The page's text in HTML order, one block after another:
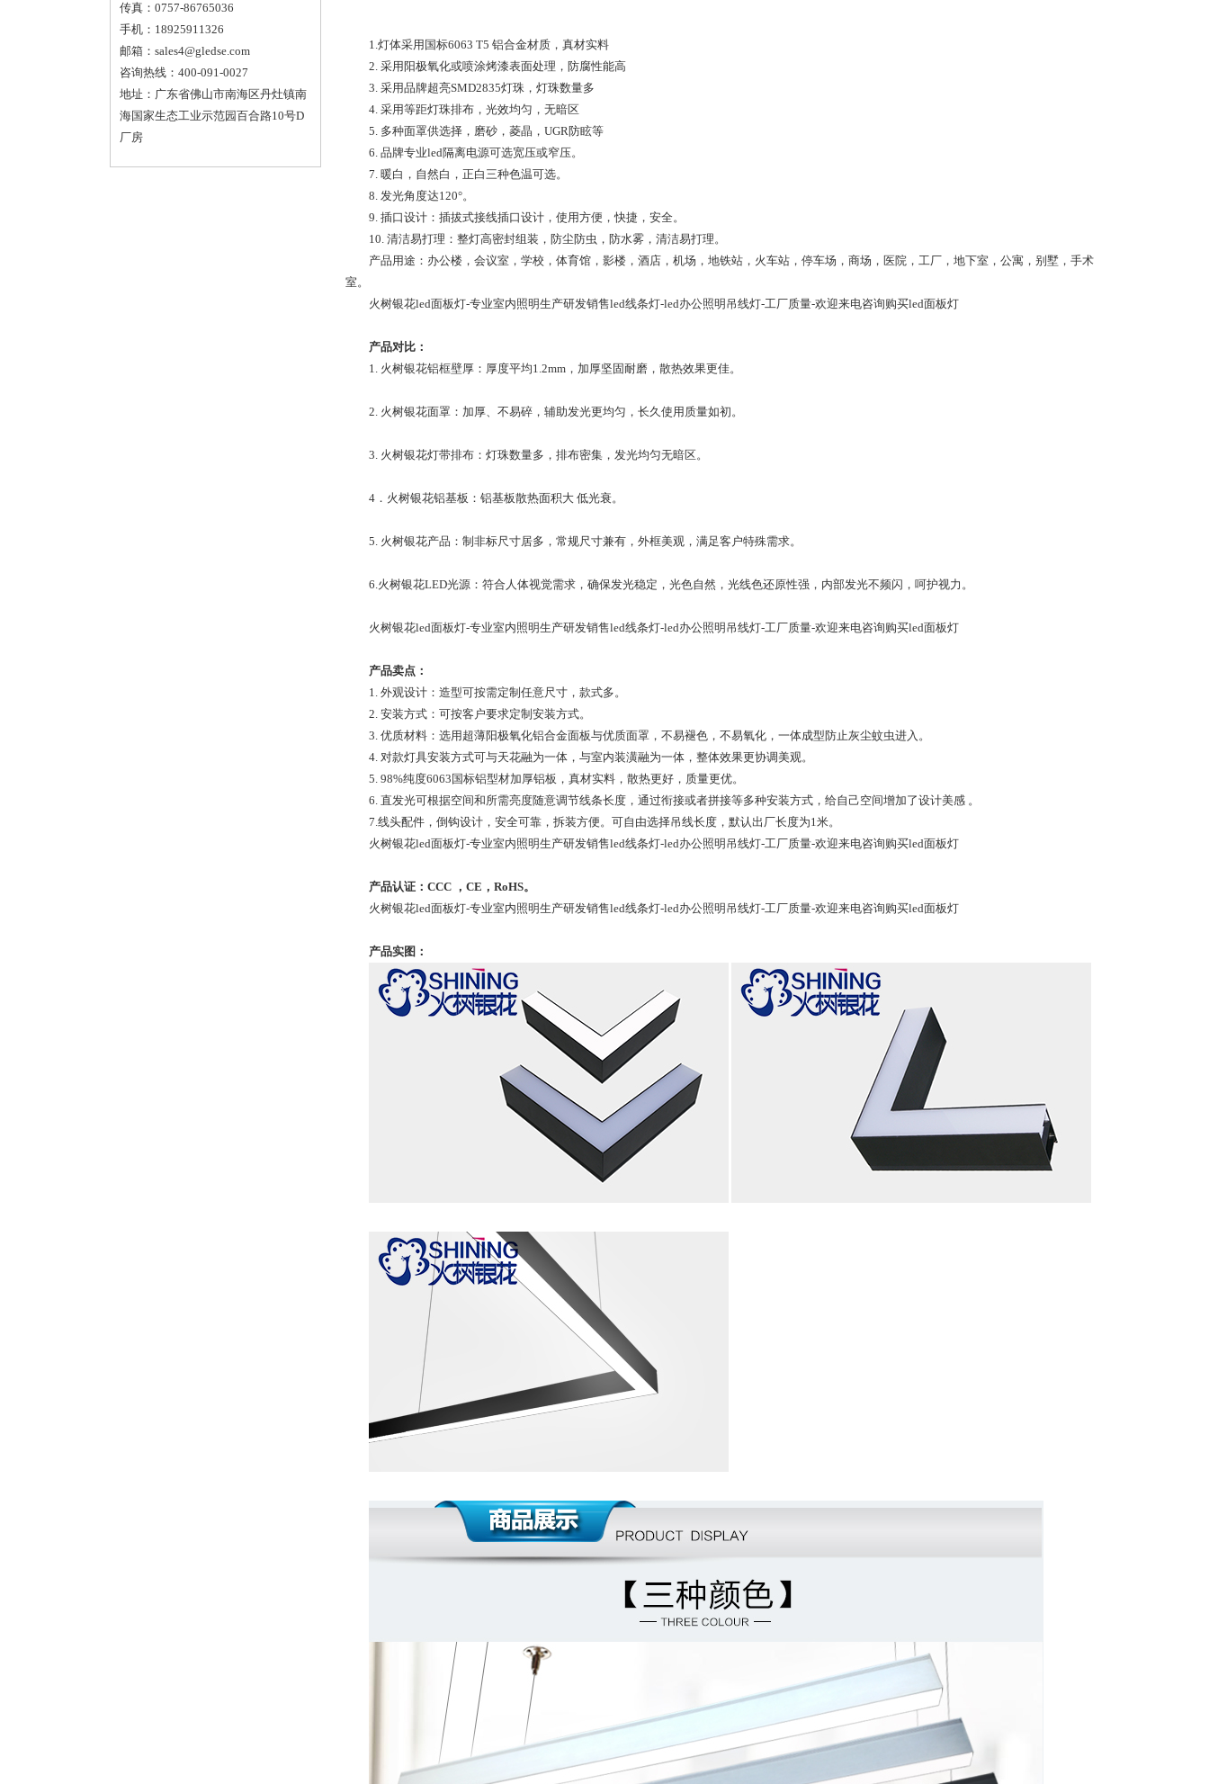
传真：0757-86765036
手机：18925911326
邮箱： sales4@gledse.com
咨询热线：400-091-0027
地址：广东省佛山市南海区丹灶镇南
海国家生态工业示范园百合路10号D
厂房
1.灯体采用国标6063 T5 铝合金材质，真材实料
2. 采用阳极氧化或喷涂烤漆表面处理，防腐性能高
3. 采用品牌超亮SMD2835灯珠，灯珠数量多
4. 采用等距灯珠排布，光效均匀，无暗区
5. 多种面罩供选择，磨砂，菱晶，UGR防眩等
6. 品牌专业led隔离电源可选宽压或窄压。
7. 暖白，自然白，正白三种色温可选。
8. 发光角度达120°。
9. 插口设计：插拔式接线插口设计，使用方便，快捷，安全。
10. 清洁易打理：整灯高密封组装，防尘防虫，防水雾，清洁易打理。
产品用途：办公楼，会议室，学校，体育馆，影楼，酒店，机场，地铁站，火车站，停车场，商场，医院，工厂，地下室，公寓，别墅，手术
室。
火树银花led面板灯-专业室内照明生产研发销售led线条灯-led办公照明吊线灯-工厂质量-欢迎来电咨询购买led面板灯
产品对比：
1. 火树银花铝框壁厚：厚度平均1.2mm，加厚坚固耐磨，散热效果更佳。
2. 火树银花面罩：加厚、不易碎，辅助发光更均匀，长久使用质量如初。
3. 火树银花灯带排布：灯珠数量多，排布密集，发光均匀无暗区。
4．火树银花铝基板：铝基板散热面积大 低光衰。
5. 火树银花产品：制非标尺寸居多，常规尺寸兼有，外框美观，满足客户特殊需求。
6.火树银花LED光源：符合人体视觉需求，确保发光稳定，光色自然，光线色还原性强，内部发光不频闪，呵护视力。
火树银花led面板灯-专业室内照明生产研发销售led线条灯-led办公照明吊线灯-工厂质量-欢迎来电咨询购买led面板灯
产品卖点：
1. 外观设计：造型可按需定制任意尺寸，款式多。
2. 安装方式：可按客户要求定制安装方式。
3. 优质材料：选用超薄阳极氧化铝合金面板与优质面罩，不易褪色，不易氧化，一体成型防止灰尘蚊虫进入。
4. 对款灯具安装方式可与天花融为一体，与室内装潢融为一体，整体效果更协调美观。
5. 98%纯度6063国标铝型材加厚铝板，真材实料，散热更好，质量更优。
6. 直发光可根据空间和所需亮度随意调节线条长度，通过衔接或者拼接等多种安装方式，给自己空间增加了设计美感 。
7.线头配件，倒钩设计，安全可靠，拆装方便。可自由选择吊线长度，默认出厂长度为1米。
火树银花led面板灯-专业室内照明生产研发销售led线条灯-led办公照明吊线灯-工厂质量-欢迎来电咨询购买led面板灯
产品认证：CCC ，CE，RoHS。
火树银花led面板灯-专业室内照明生产研发销售led线条灯-led办公照明吊线灯-工厂质量-欢迎来电咨询购买led面板灯
产品实图：